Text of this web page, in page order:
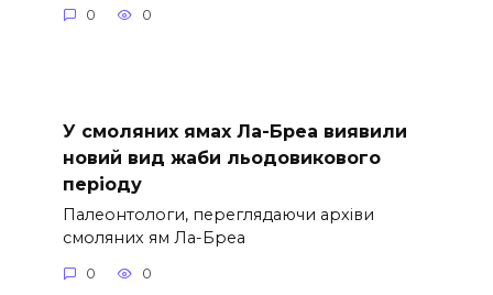
0 0
У смоляних ямах Ла-Бреа виявили
новий вид жаби льодовикового
періоду
Палеонтологи, переглядаючи архіви
смоляних ям Ла-Бреа
0 0